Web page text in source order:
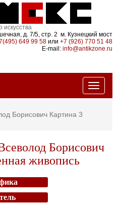
искусства
д. 7/5, стр. 2 м. Кузнецкий мост
649 99 58 или +7 (926) 770 51 48
E-mail: info@antikzone.ru
Борисович Картина 3
Борисович
живопись